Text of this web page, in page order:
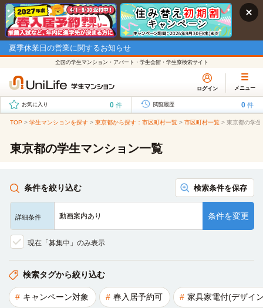
夏季休業日の営業に関するお知らせ
全国の学生マンション・アパート・学生会館・学生寮検索サイト
ログイン メニュー
お気に入り 0 件 閲覧履歴 0 件
TOP > 学生マンションを探す > 東京都から探す：市区町村一覧 > 市区町村一覧 > 東京都の学
東京都の学生マンション一覧
条件を絞り込む 検索条件を保存
詳細条件 動画案内あり 条件を変更
現在「募集中」のみ表示
検索タグから絞り込む
キャンペーン対象 春入居予約可 家具家電付(デザイ